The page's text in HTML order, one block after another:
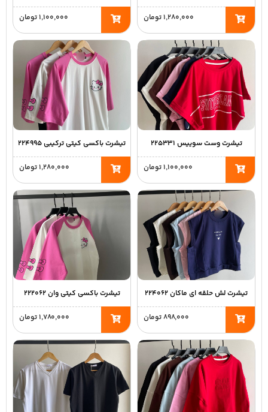
۱,۲۸۰,۰۰۰تومان ۱,۱۰۰,۰۰۰تومان
تیشرت وست سوییس ۲۲۵۳۳۱
۱,۱۰۰,۰۰۰تومان
تیشرت باکسی کیتی ترکیبی ۲۲۴۹۹۵
۱,۲۸۰,۰۰۰تومان
تیشرت لش حلقه ای ماکان ۲۲۴۰۶۲
۸۹۸,۰۰۰تومان
تیشرت باکسی کیتی وان ۲۲۲۰۶۲
۱,۷۸۰,۰۰۰تومان